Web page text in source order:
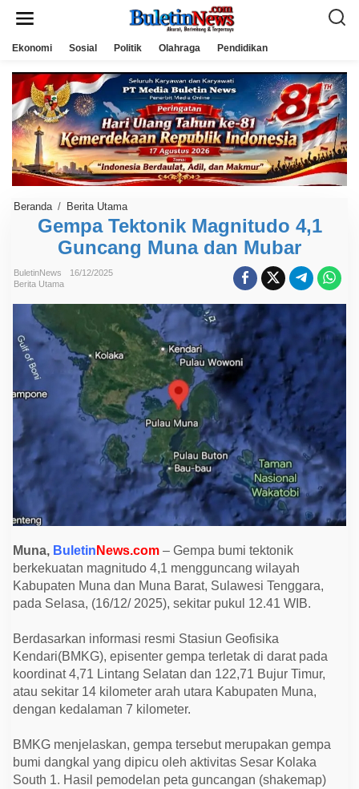
Ekonomi Sosial Politik Olahraga Pendidikan
Beranda / Berita Utama
e
m
p
a
t
o
i
k
M
a
g
n
i
t
u
d
o
4
,
1
G
u
a
n
M
u
d
a
n
M
u
b
a
Gempa Tektonik Magnitudo 4,1
Guncang Muna dan Mubar
BuletinNews
16/12/2025
Berita Utama
Muna, Buletin News.com – Gempa bumi tektonik
berkekuatan magnitudo 4,1 mengguncang wilayah
Kabupaten Muna dan Muna Barat, Sulawesi Tenggara,
pada Selasa, (16/12/ 2025), sekitar pukul 12.41 WIB.
Berdasarkan informasi resmi Stasiun Geofisika
Kendari(BMKG), episenter gempa terletak di darat pada
koordinat 4,71 Lintang Selatan dan 122,71 Bujur Timur,
atau sekitar 14 kilometer arah utara Kabupaten Muna,
dengan kedalaman 7 kilometer.
BMKG menjelaskan, gempa tersebut merupakan gempa
bumi dangkal yang dipicu oleh aktivitas Sesar Kolaka
South 1. Hasil pemodelan peta guncangan (shakemap)